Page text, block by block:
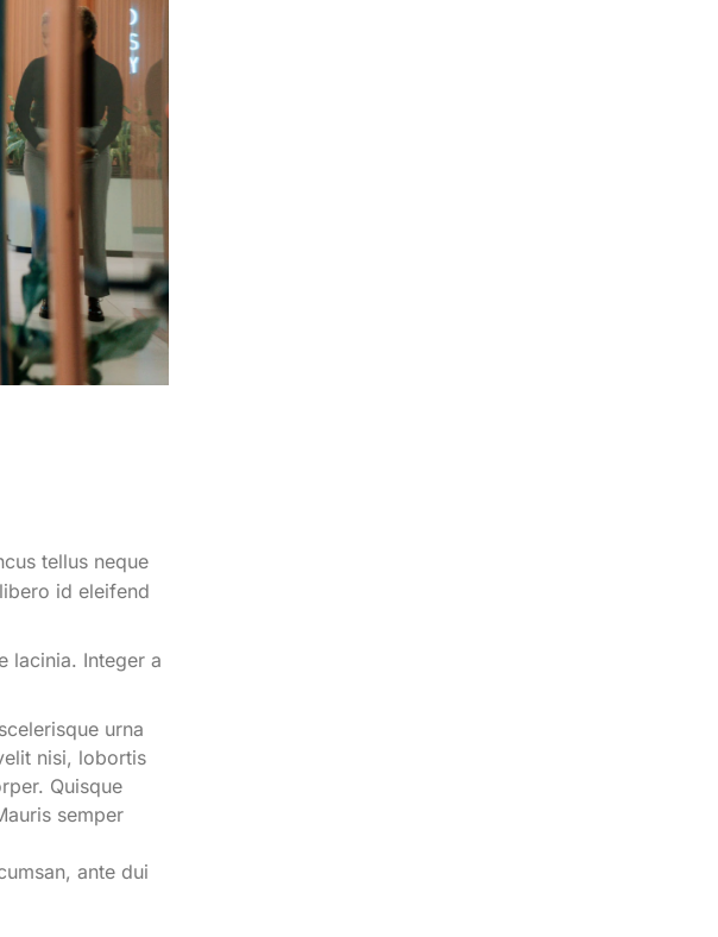
tellus neque
id eleifend
lacinia. Integer a
urna
nisi, lobortis
Quisque
semper
ante dui